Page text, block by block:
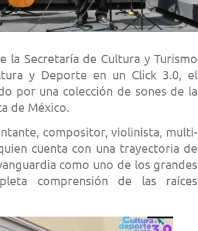
la Secretaría de Cultura y Turismo
y Deporte en un Click 3.0, el
por una colección de sones de la
de México.
compositor, violinista, multi-
cuenta con una trayectoria de
como uno de los grandes
comprensión de las raíces